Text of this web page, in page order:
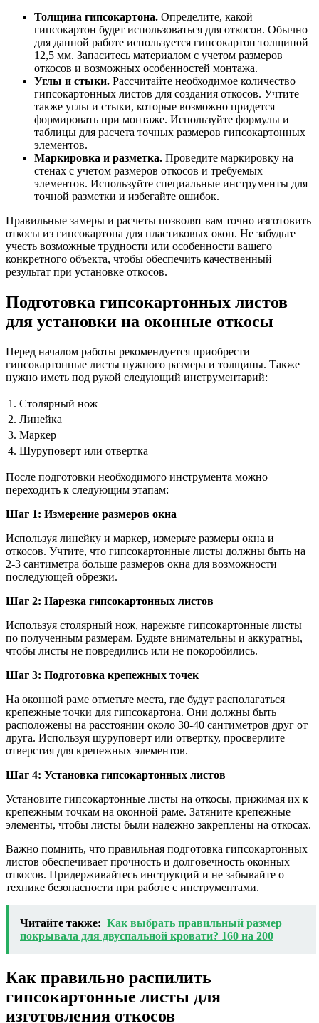
Толщина гипсокартона. Определите, какой
гипсокартон будет использоваться для откосов. Обычно
для данной работе используется гипсокартон толщиной
12,5 мм. Запаситесь материалом с учетом размеров
откосов и возможных особенностей монтажа.
Углы и стыки. Рассчитайте необходимое количество
гипсокартонных листов для создания откосов. Учтите
также углы и стыки, которые возможно придется
формировать при монтаже. Используйте формулы и
таблицы для расчета точных размеров гипсокартонных
элементов.
Маркировка и разметка. Проведите маркировку на
стенах с учетом размеров откосов и требуемых
элементов. Используйте специальные инструменты для
точной разметки и избегайте ошибок.
Правильные замеры и расчеты позволят вам точно изготовить
откосы из гипсокартона для пластиковых окон. Не забудьте
учесть возможные трудности или особенности вашего
конкретного объекта, чтобы обеспечить качественный
результат при установке откосов.
Подготовка гипсокартонных листов
для установки на оконные откосы
Перед началом работы рекомендуется приобрести
гипсокартонные листы нужного размера и толщины. Также
нужно иметь под рукой следующий инструментарий:
1. Столярный нож
2. Линейка
3. Маркер
4. Шуруповерт или отвертка
После подготовки необходимого инструмента можно
переходить к следующим этапам:
Шаг 1: Измерение размеров окна
Используя линейку и маркер, измерьте размеры окна и
откосов. Учтите, что гипсокартонные листы должны быть на
2-3 сантиметра больше размеров окна для возможности
последующей обрезки.
Шаг 2: Нарезка гипсокартонных листов
Используя столярный нож, нарежьте гипсокартонные листы
по полученным размерам. Будьте внимательны и аккуратны,
чтобы листы не повредились или не покоробились.
Шаг 3: Подготовка крепежных точек
На оконной раме отметьте места, где будут располагаться
крепежные точки для гипсокартона. Они должны быть
расположены на расстоянии около 30-40 сантиметров друг от
друга. Используя шуруповерт или отвертку, просверлите
отверстия для крепежных элементов.
Шаг 4: Установка гипсокартонных листов
Установите гипсокартонные листы на откосы, прижимая их к
крепежным точкам на оконной раме. Затяните крепежные
элементы, чтобы листы были надежно закреплены на откосах.
Важно помнить, что правильная подготовка гипсокартонных
листов обеспечивает прочность и долговечность оконных
откосов. Придерживайтесь инструкций и не забывайте о
технике безопасности при работе с инструментами.
Читайте также: Как выбрать правильный размер
покрывала для двуспальной кровати? 160 на 200
Как правильно распилить
гипсокартонные листы для
изготовления откосов